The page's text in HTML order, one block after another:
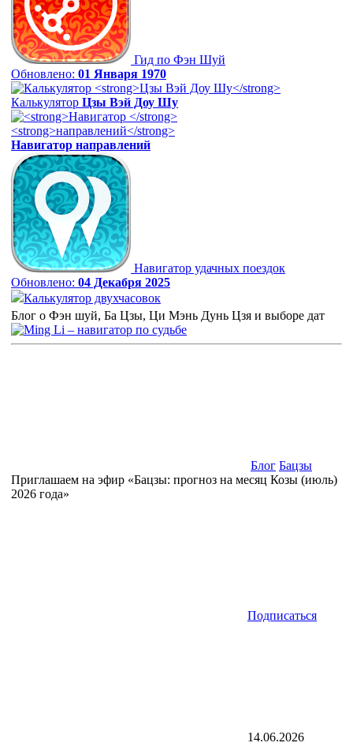
Гид по Фэн Шуй
Обновлено: 01 Января 1970
Калькулятор Цзы Вэй Доу Шу
Навигатор направлений
Навигатор удачных поездок
Обновлено: 04 Декабря 2025
Калькулятор двухчасовок
Блог о Фэн шуй, Ба Цзы, Ци Мэнь Дунь Цзя и выборе дат
Блог Бацзы
Приглашаем на эфир «Бацзы: прогноз на месяц Козы (июль)
2026 года»
Подписаться
14.06.2026